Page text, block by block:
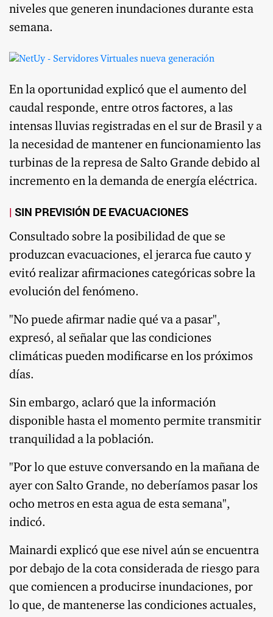
niveles que generen inundaciones durante esta
semana.
En la oportunidad explicó que el aumento del
caudal responde, entre otros factores, a las
intensas lluvias registradas en el sur de Brasil y a
la necesidad de mantener en funcionamiento las
turbinas de la represa de Salto Grande debido al
incremento en la demanda de energía eléctrica.
SIN PREVISIÓN DE EVACUACIONES
Consultado sobre la posibilidad de que se
produzcan evacuaciones, el jerarca fue cauto y
evitó realizar afirmaciones categóricas sobre la
evolución del fenómeno.
"No puede afirmar nadie qué va a pasar",
expresó, al señalar que las condiciones
climáticas pueden modificarse en los próximos
días.
Sin embargo, aclaró que la información
disponible hasta el momento permite transmitir
tranquilidad a la población.
"Por lo que estuve conversando en la mañana de
ayer con Salto Grande, no deberíamos pasar los
ocho metros en esta agua de esta semana",
indicó.
Mainardi explicó que ese nivel aún se encuentra
por debajo de la cota considerada de riesgo para
que comiencen a producirse inundaciones, por
lo que, de mantenerse las condiciones actuales,